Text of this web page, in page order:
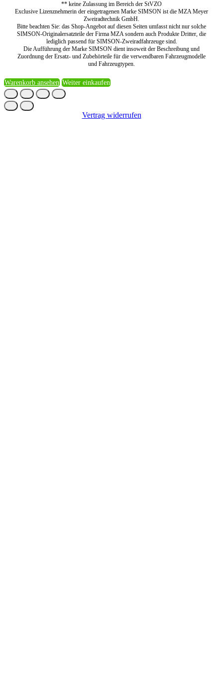
** keine Zulassung im Bereich der StVZO
Exclusive Lizenznehmerin der eingetragenen Marke SIMSON ist die MZA Meyer
Zweiradtechnik GmbH.
Bitte beachten Sie: das Shop-Angebot auf diesen Seiten umfasst nicht nur solche
SIMSON-Originalersatzteile der Firma MZA sondern auch Produkte Dritter, die
lediglich passend für SIMSON-Zweiradfahrzeuge sind.
Die Aufführung der Marke SIMSON dient insoweit der Beschreibung und
Zuordnung der Ersatz- und Zubehörteile für die verwendbaren Fahrzeugmodelle
und Fahrzeugtypen.
Warenkorb ansehen Weiter einkaufen
Vertrag widerrufen